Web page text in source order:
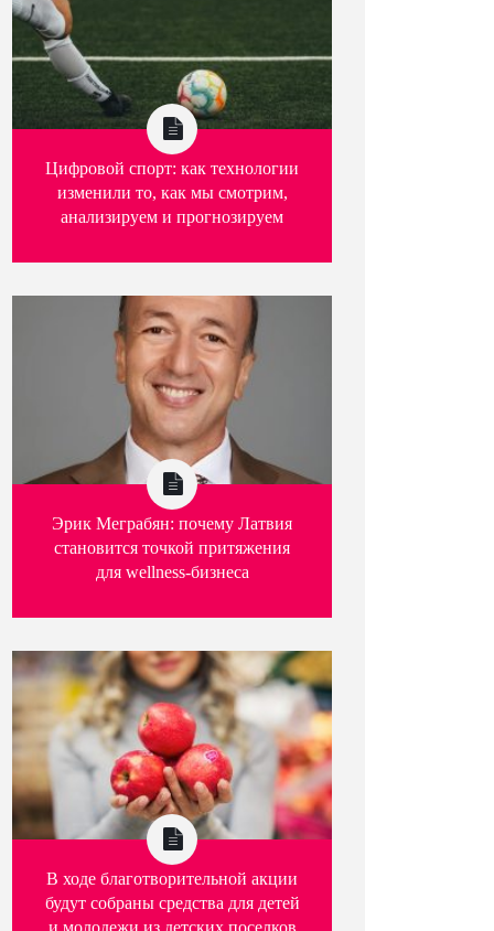
Цифровой спорт: как технологии
изменили то, как мы смотрим,
анализируем и прогнозируем
Эрик Меграбян: почему Латвия
становится точкой притяжения
для wellness-бизнеса
В ходе благотворительной акции
будут собраны средства для детей